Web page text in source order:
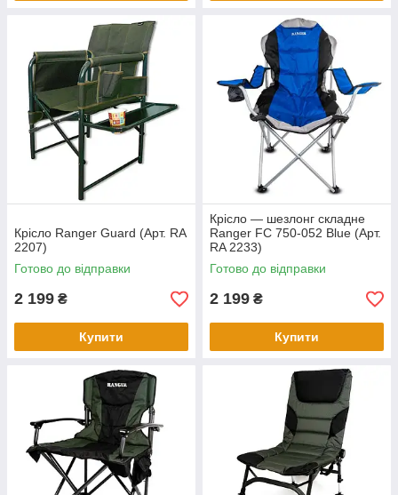
Крісло Ranger Guard (Арт. RA
2207)
Готово до відправки
2 199 ₴
Купити
Крісло — шезлонг складне
Ranger FC 750-052 Blue (Арт.
RA 2233)
Готово до відправки
2 199 ₴
Купити